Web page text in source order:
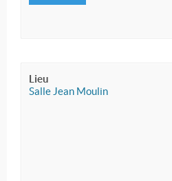
Lieu
Salle Jean Moulin